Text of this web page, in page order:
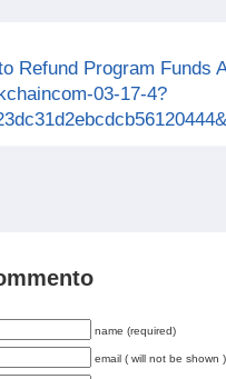
Refund Program
03-17-4?
name (required)
email ( will not be shown